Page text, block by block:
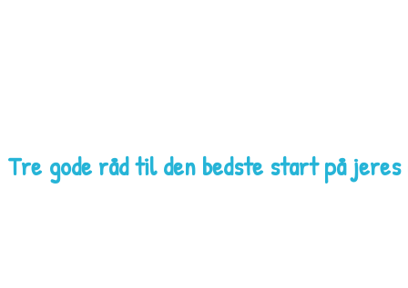
Tre gode råd til den bedste start på jeres